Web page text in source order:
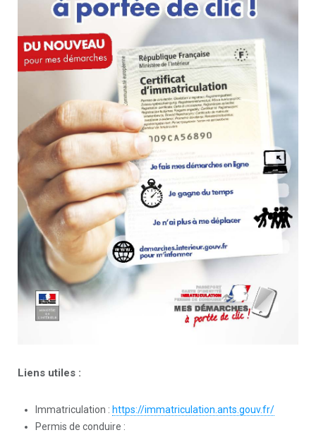
Liens utiles :
Immatriculation : https://immatriculation.ants.gouv.fr/
Permis de conduire :